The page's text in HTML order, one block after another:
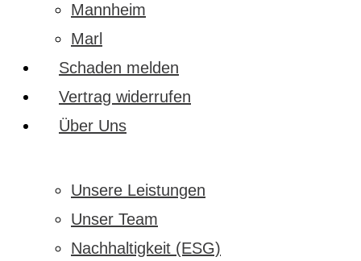
Mannheim
Marl
Schaden melden
Vertrag widerrufen
Über Uns
Unsere Leistungen
Unser Team
Nachhaltigkeit (ESG)